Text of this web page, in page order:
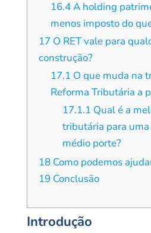
16.4A holding
menos imposto do
17 O RET vale para
construção?
17.1 O que muda na
Reforma Tributária a
17.1.1 Qual é a
tributária para
médio porte?
18 Como podemos
19 Conclusão
Introdução